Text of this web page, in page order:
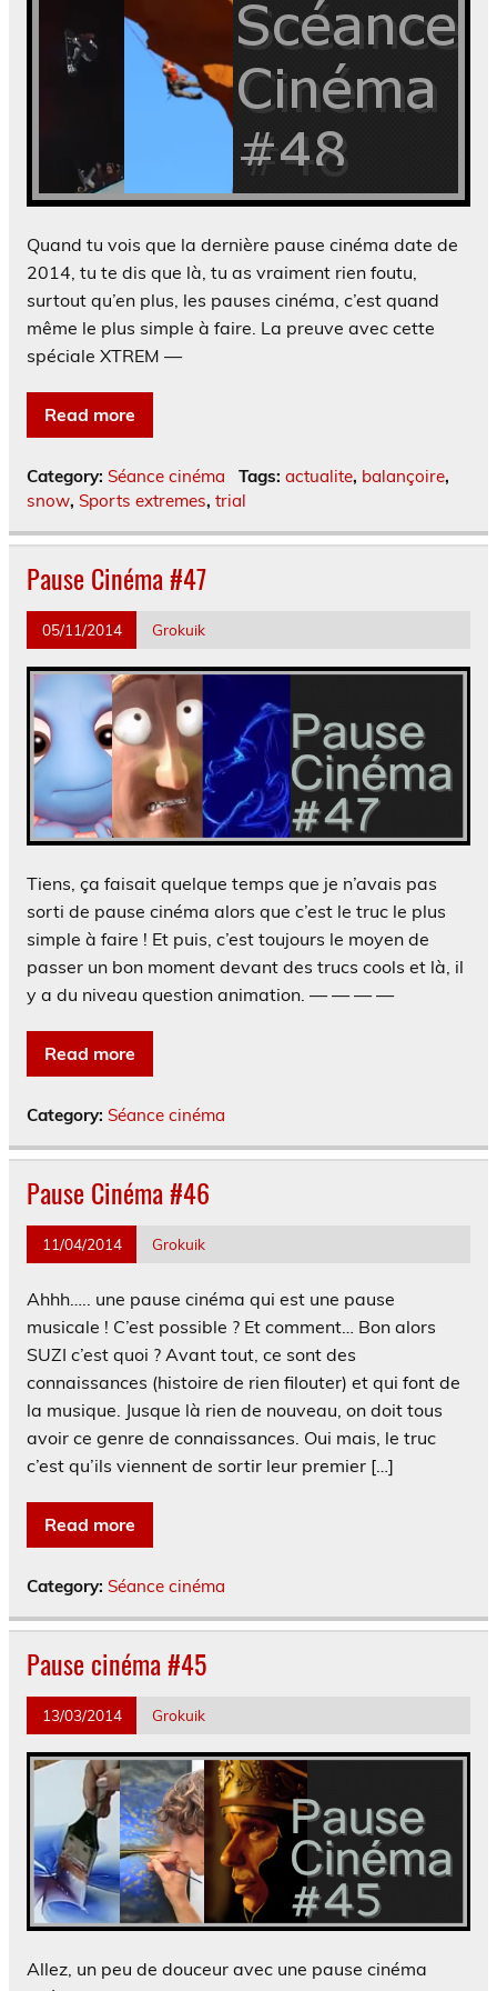
Quand tu vois que la dernière pause cinéma date de
2014, tu te dis que là, tu as vraiment rien foutu,
surtout qu’en plus, les pauses cinéma, c’est quand
même le plus simple à faire. La preuve avec cette
spéciale XTREM —
Read more
Category: Séance cinéma Tags: actualite, balançoire,
snow, Sports extremes, trial
Pause Cinéma #47
05/11/2014 Grokuik
Tiens, ça faisait quelque temps que je n’avais pas
sorti de pause cinéma alors que c’est le truc le plus
simple à faire ! Et puis, c’est toujours le moyen de
passer un bon moment devant des trucs cools et là, il
y a du niveau question animation. — — — —
Read more
Category: Séance cinéma
Pause Cinéma #46
11/04/2014 Grokuik
Ahhh….. une pause cinéma qui est une pause
musicale ! C’est possible ? Et comment… Bon alors
SUZI c’est quoi ? Avant tout, ce sont des
connaissances (histoire de rien filouter) et qui font de
la musique. Jusque là rien de nouveau, on doit tous
avoir ce genre de connaissances. Oui mais, le truc
c’est qu’ils viennent de sortir leur premier […]
Read more
Category: Séance cinéma
Pause cinéma #45
13/03/2014 Grokuik
Allez, un peu de douceur avec une pause cinéma